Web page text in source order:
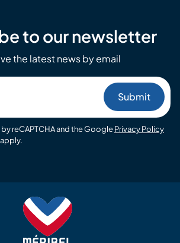
to our newsletter
the latest news by email
reCAPTCHA and the GooglePrivacy Policy
apply.